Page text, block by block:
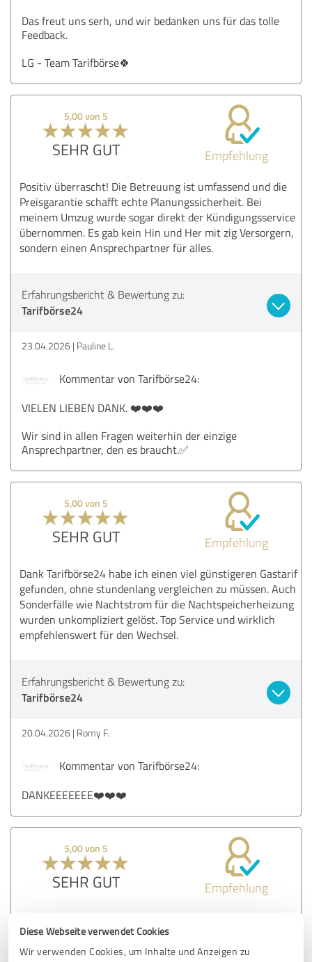
Diese Webseite verwendet Cookies
Wir verwenden Cookies, um Inhalte und Anzeigen zu
Das freut uns serh, und wir bedanken uns für das tolle
Feedback.
LG - Team Tarifbörse🍀
5,00 von 5
SEHR GUT Empfehlung
Positiv überrascht! Die Betreuung ist umfassend und die
Preisgarantie schafft echte Planungssicherheit. Bei
meinem Umzug wurde sogar direkt der Kündigungsservice
übernommen. Es gab kein Hin und Her mit zig Versorgern,
sondern einen Ansprechpartner für alles.
Erfahrungsbericht & Bewertung zu:
Tarifbörse24
23.04.2026 Pauline L.
Kommentar von Tarifbörse24:
VIELEN LIEBEN DANK. ❤️❤️❤️
Wir sind in allen Fragen weiterhin der einzige
Ansprechpartner, den es braucht.✅
5,00 von 5
SEHR GUT Empfehlung
Dank Tarifbörse24 habe ich einen viel günstigeren Gastarif
gefunden, ohne stundenlang vergleichen zu müssen. Auch
Sonderfälle wie Nachtstrom für die Nachtspeicherheizung
wurden unkompliziert gelöst. Top Service und wirklich
empfehlenswert für den Wechsel.
Erfahrungsbericht & Bewertung zu:
Tarifbörse24
20.04.2026 Romy F.
Kommentar von Tarifbörse24:
DANKEEEEEEE❤️❤️❤️
5,00 von 5
SEHR GUT Empfehlung
komplett übernommen. Der Kontakt war unkompliziert und
ich musste mich um nichts kümmern. Besonders praktisch